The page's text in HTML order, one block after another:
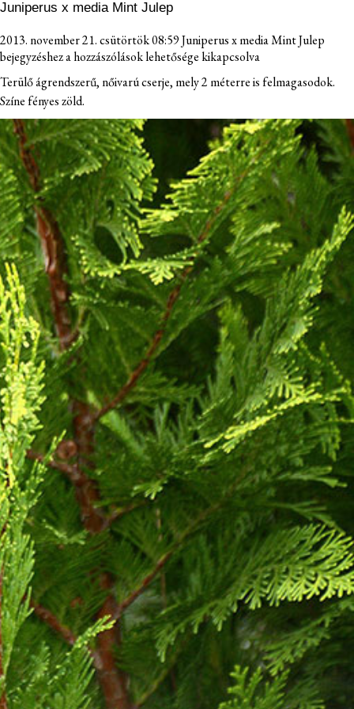
Juniperus x media Mint Julep
2013. november 21. csütörtök 08:59Juniperus x media Mint Julep
bejegyzésheza hozzászólások lehetősége kikapcsolva
Terülő ágrendszerű, nőivarú cserje, mely 2 méterre is felmagasodok.
Színe fényes zöld.
TÖLÖSKERT
NÖVÉNYEINK
ELÉRHETŐSÉG
FIATAL GAZDA
ÜGYFÉLKAPU